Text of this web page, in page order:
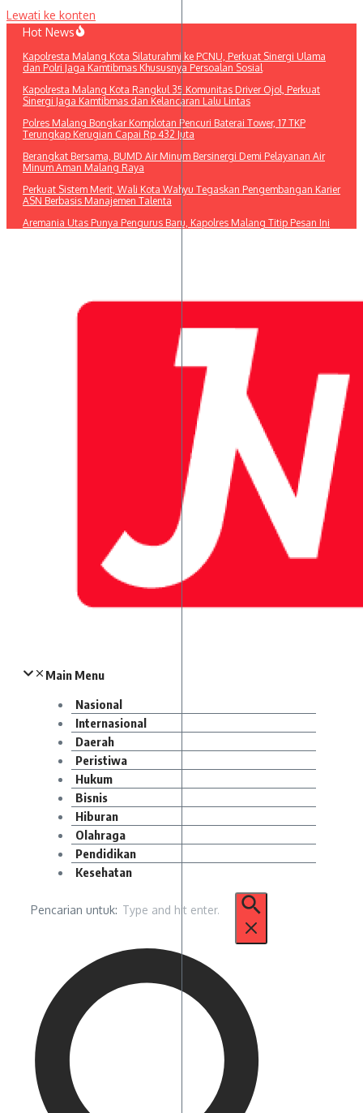
Lewati ke konten
Hot News
Kapolresta Malang Kota Silaturahmi ke PCNU, Perkuat Sinergi Ulama
dan Polri Jaga Kamtibmas Khususnya Persoalan Sosial
Kapolresta Malang Kota Rangkul 35 Komunitas Driver Ojol, Perkuat
Sinergi Jaga Kamtibmas dan Kelancaran Lalu Lintas
Polres Malang Bongkar Komplotan Pencuri Baterai Tower, 17 TKP
Terungkap Kerugian Capai Rp 432 Juta
Berangkat Bersama, BUMD Air Minum Bersinergi Demi Pelayanan Air
Minum Aman Malang Raya
Perkuat Sistem Merit, Wali Kota Wahyu Tegaskan Pengembangan Karier
ASN Berbasis Manajemen Talenta
Aremania Utas Punya Pengurus Baru, Kapolres Malang Titip Pesan Ini
Main Menu
Nasional
Internasional
Daerah
Peristiwa
Hukum
Bisnis
Hiburan
Olahraga
Pendidikan
Kesehatan
Pencarian untuk: